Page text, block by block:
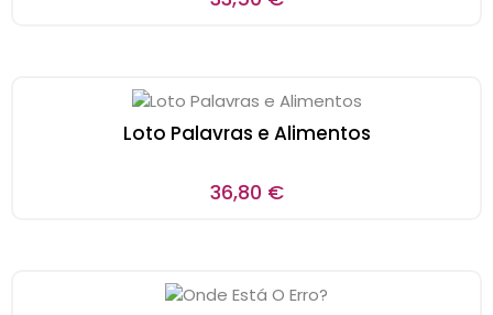
Loto Palavras e Alimentos
36,80 €